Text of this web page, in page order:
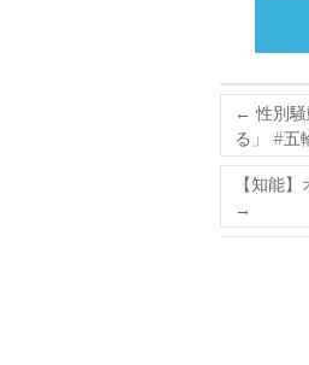
← 性別
る」 #五
【知能
→